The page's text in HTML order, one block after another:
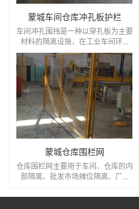
蒙城车间仓库冲孔板护栏
车间冲孔围挡是一种以穿孔板为主要
材料的隔离设施，在工业车间环...
蒙城仓库围栏网
仓库围栏网主要用于车间、仓库的内
部隔离、批发市场摊位隔离、厂...